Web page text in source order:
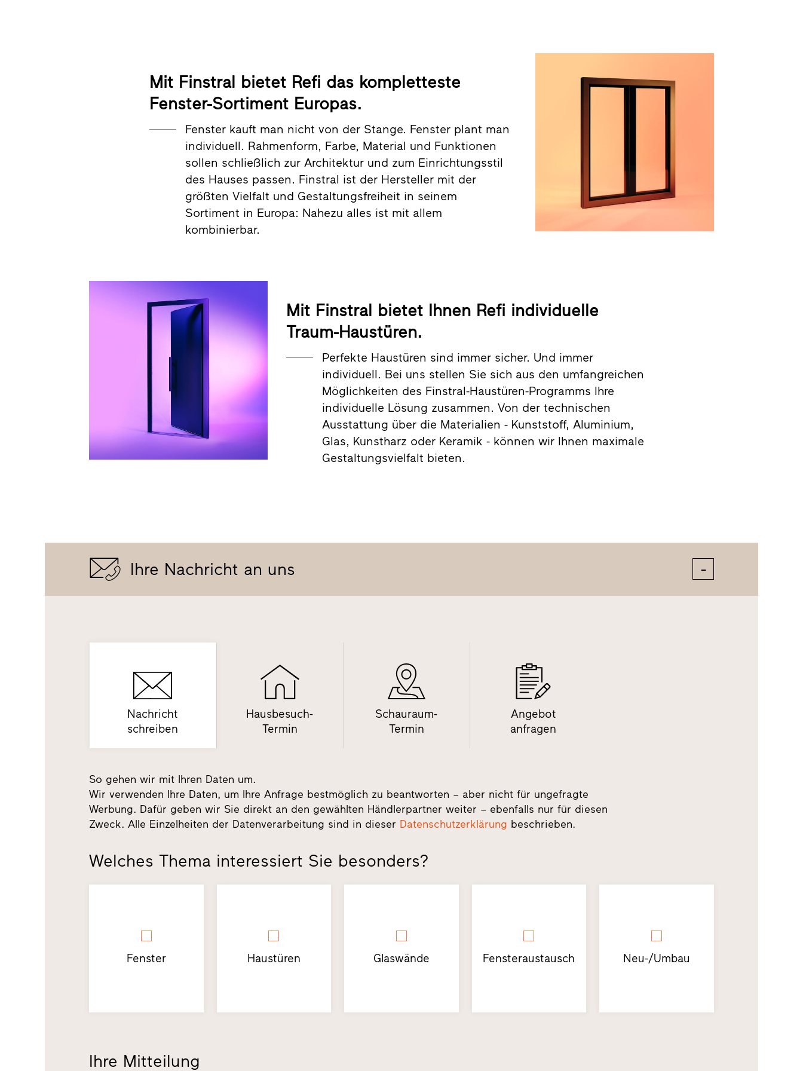
Mit Finstral bietet Refi das kompletteste
Fenster-Sortiment Europas.
Fenster kauft man nicht von der Stange. Fenster plant man
individuell. Rahmenform, Farbe, Material und Funktionen
sollen schließlich zur Architektur und zum Einrichtungsstil
des Hauses passen. Finstral ist der Hersteller mit der
größten Vielfalt und Gestaltungsfreiheit in seinem
Sortiment in Europa: Nahezu alles ist mit allem
kombinierbar.
Mit Finstral bietet Ihnen Refi individuelle
Traum-Haustüren.
Perfekte Haustüren sind immer sicher. Und immer
individuell. Bei uns stellen Sie sich aus den umfangreichen
Möglichkeiten des Finstral-Haustüren-Programms Ihre
individuelle Lösung zusammen. Von der technischen
Ausstattung über die Materialien - Kunststoff, Aluminium,
Glas, Kunstharz oder Keramik - können wir Ihnen maximale
Gestaltungsvielfalt bieten.
Ihre Nachricht an uns
Nachricht
schreiben
Hausbesuch-
Termin
Schauraum-
Termin
Angebot
anfragen
So gehen wir mit Ihren Daten um.
Wir verwenden Ihre Daten, um Ihre Anfrage bestmöglich zu beantworten – aber nicht für ungefragte
Werbung. Dafür geben wir Sie direkt an den gewählten Händlerpartner weiter – ebenfalls nur für diesen
Zweck. Alle Einzelheiten der Datenverarbeitung sind in dieser Datenschutzerklärung beschrieben.
Welches Thema interessiert Sie besonders?
Fenster Haustüren Glaswände Fensteraustausch Neu-/Umbau
Ihre Mitteilung